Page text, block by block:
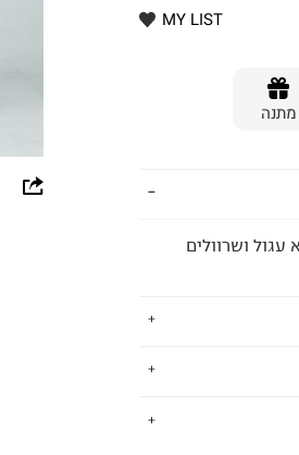
MY LIST
מתנה
ושרוולים